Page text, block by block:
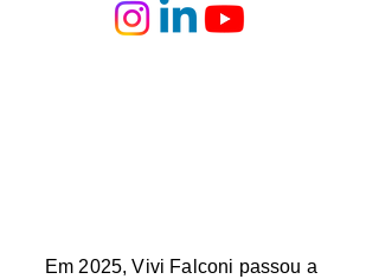
Em 2025, Vivi Falconi passou a